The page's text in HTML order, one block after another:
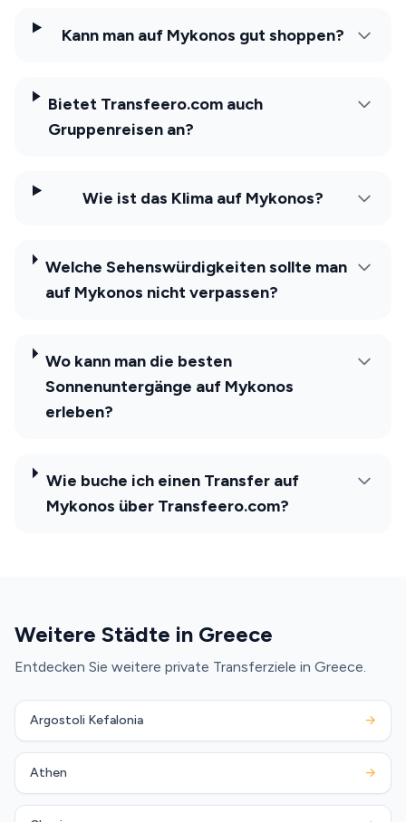
Kann man auf Mykonos gut shoppen?
Bietet Transfeero.com auch
Gruppenreisen an?
Wie ist das Klima auf Mykonos?
Welche Sehenswürdigkeiten sollte man
auf Mykonos nicht verpassen?
Wo kann man die besten
Sonnenuntergänge auf Mykonos
erleben?
Wie buche ich einen Transfer auf
Mykonos über Transfeero.com?
Weitere Städte in Greece
Entdecken Sie weitere private Transferziele in Greece.
Argostoli Kefalonia →
Athen →